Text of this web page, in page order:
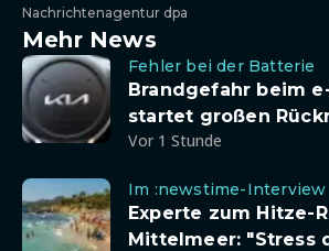
Nachrichtenagentur dpa
Mehr News
Fehler bei der Batterie
Brandgefahr beim
startet großen
Vor 1 Stunde
Im :newstime-Interview
Experte zum Hitze-
Mittelmeer: "Stress